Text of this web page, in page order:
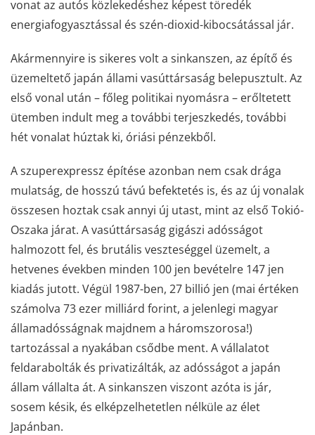
vonat az autós közlekedéshez képest töredék
energiafogyasztással és szén-dioxid-kibocsátással jár.
Akármennyire is sikeres volt a sinkanszen, az építő és
üzemeltető japán állami vasúttársaság belepusztult. Az
első vonal után – főleg politikai nyomásra – erőltetett
ütemben indult meg a további terjeszkedés, további
hét vonalat húztak ki, óriási pénzekből.
A szuperexpressz építése azonban nem csak drága
mulatság, de hosszú távú befektetés is, és az új vonalak
összesen hoztak csak annyi új utast, mint az első Tokió-
Oszaka járat. A vasúttársaság gigászi adósságot
halmozott fel, és brutális veszteséggel üzemelt, a
hetvenes években minden 100 jen bevételre 147 jen
kiadás jutott. Végül 1987-ben, 27 billió jen (mai értéken
számolva 73 ezer milliárd forint, a jelenlegi magyar
államadósságnak majdnem a háromszorosa!)
tartozással a nyakában csődbe ment. A vállalatot
feldarabolták és privatizálták, az adósságot a japán
állam vállalta át. A sinkanszen viszont azóta is jár,
sosem késik, és elképzelhetetlen nélküle az élet
Japánban.